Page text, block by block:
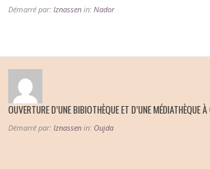
Démarré par: Iznassen in: Nador
OUVERTURE D’UNE BIBIOTHÈQUE ET D’UNE MÉDIATHÈQUE
Démarré par: Iznassen in: Oujda